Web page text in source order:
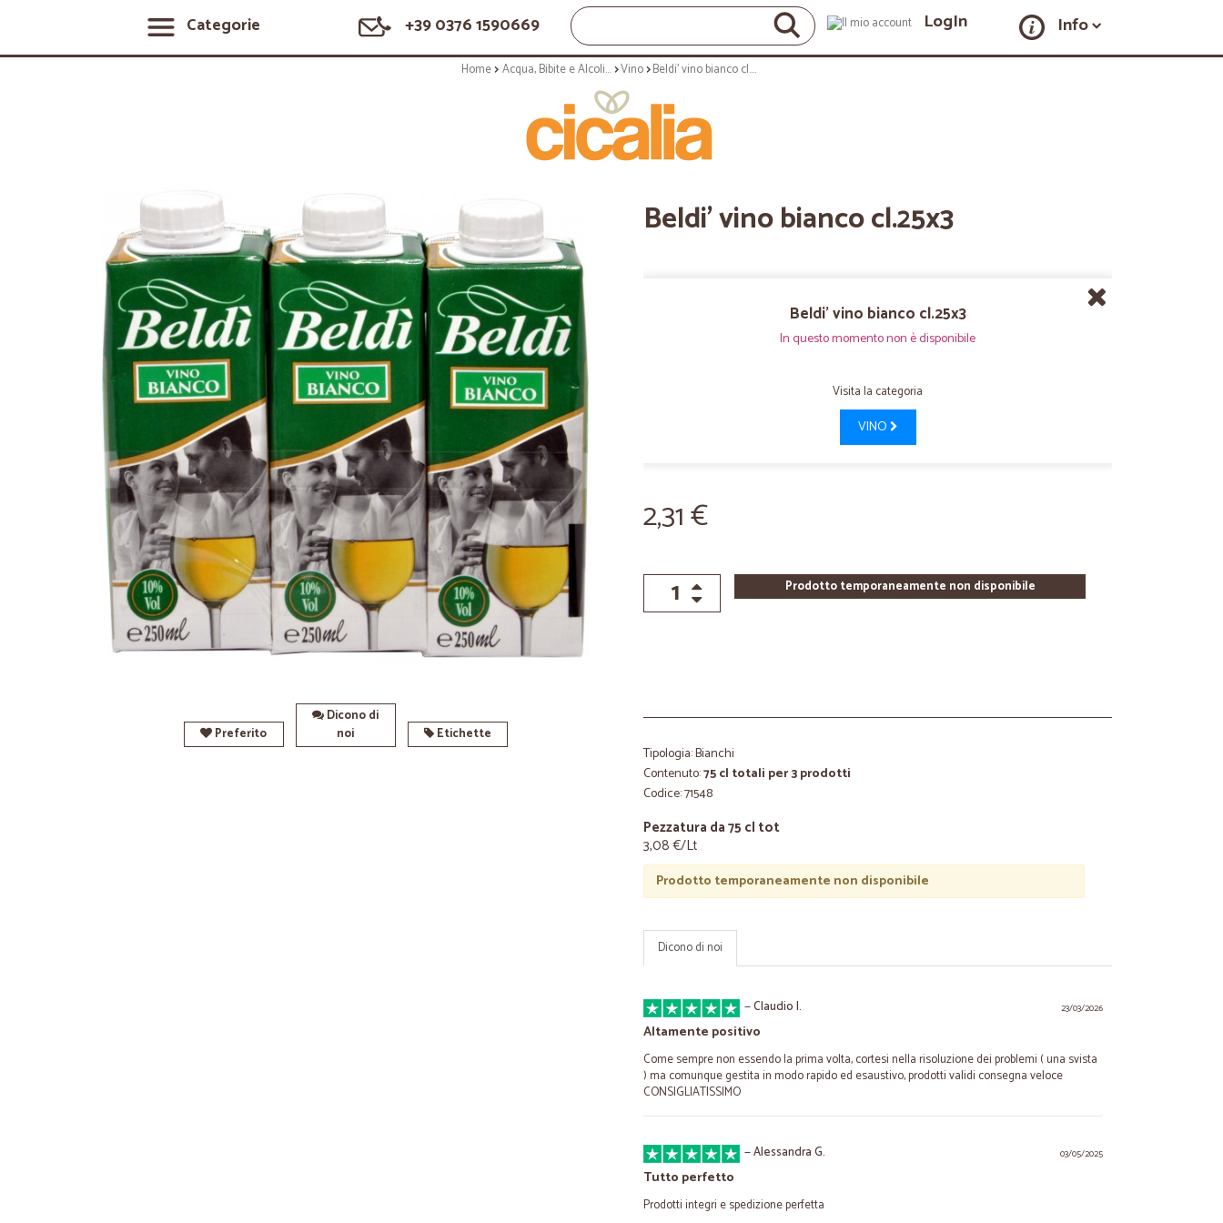
Categorie +39 0376 1590669 LogIn Info
Home Acqua, Bibite e Alcolici Vino Beldi' vino bianco cl.25x3
Preferito
Dicono di
noi
Etichette
Beldi' vino bianco cl.25x3
Beldi' vino bianco cl.25x3
In questo momento non è disponibile
Visita la categoria
VINO
2,31 €
Prodotto temporaneamente non disponibile
Tipologia: Bianchi
Contenuto:75 cl totali per 3 prodotti
Codice: 71548
Pezzatura da 75 cl tot
3,08 €/Lt
Prodotto temporaneamente non disponibile
Dicono di noi
23/03/2026
—Claudio I.
Altamente positivo
Come sempre non essendo la prima volta, cortesi nella risoluzione dei problemi ( una svista
) ma comunque gestita in modo rapido ed esaustivo, prodotti validi consegna veloce
CONSIGLIATISSIMO
03/05/2025
—Alessandra G.
Tutto perfetto
Prodotti integri e spedizione perfetta